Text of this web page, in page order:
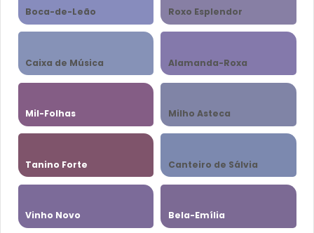
Boca-de-Leão Roxo Esplendor
Caixa de Música Alamanda-Roxa
Mil-Folhas Milho Asteca
Tanino Forte Canteiro de Sálvia
Vinho Novo Bela-Emília